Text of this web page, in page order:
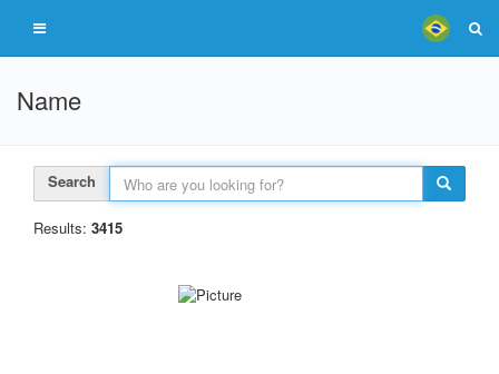
Name
Search
Results: 3415